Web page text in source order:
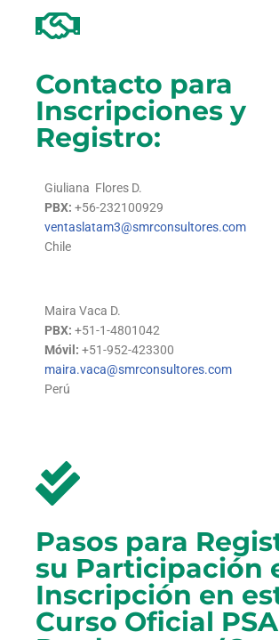
Contacto para
Inscripciones y
Registro:
Giuliana Flores D.
PBX: +56-232100929
ventaslatam3@smrconsultores.com
Chile
Maira Vaca D.
PBX: +51-1-4801042
Móvil: +51-952-423300
maira.vaca@smrconsultores.com
Perú
Pasos para
su Participación
Inscripción en
Curso Oficial